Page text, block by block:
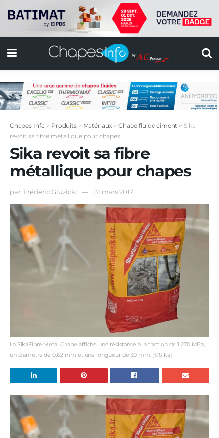
Chapes Info > Produits > Matériaux > Chape fluide ciment > Sika
revoit sa fibre métallique pour chapes
Sika revoit sa fibre
métallique pour chapes
par Frédéric Gluzicki 31 mars 2017
La SikaFibre Metal Chape affiche une résistance à la traction de 1 270 MPa,
un diamètre de 0,62 mm et une longueur de 30 mm. [©Sika]